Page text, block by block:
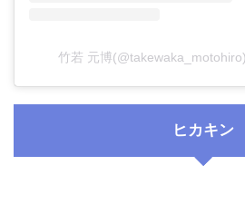
竹若 元博
ヒカキン